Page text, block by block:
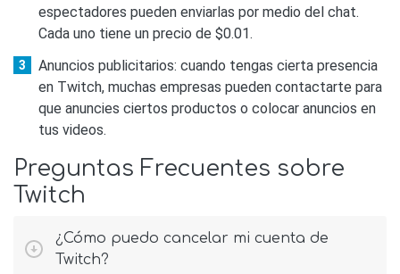
espectadores pueden enviarlas por medio del chat.
Cada uno tiene un precio de $0.01.
Anuncios publicitarios: cuando tengas cierta presencia
en Twitch, muchas empresas pueden contactarte para
que anuncies ciertos productos o colocar anuncios en
tus videos.
Preguntas Frecuentes sobre
Twitch
¿Cómo puedo cancelar mi cuenta de
Twitch?